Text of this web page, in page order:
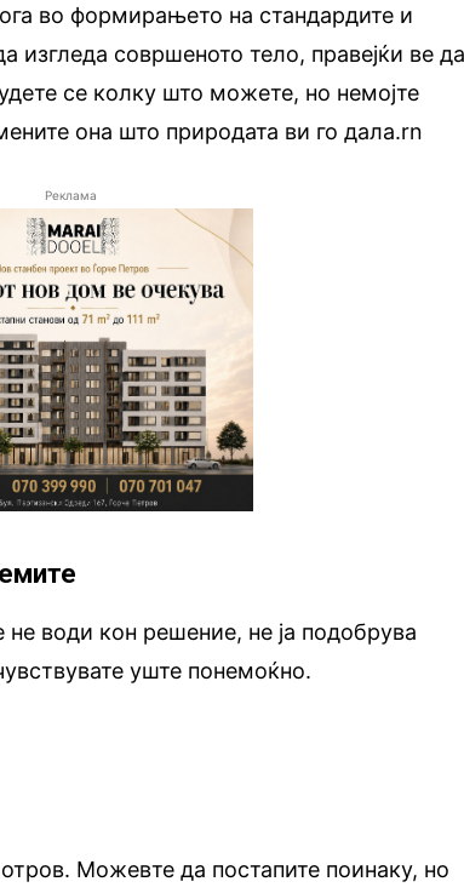
во формирањето на стандардите и
изгледа совршеното тело, правејќи ве
се колку што можете, но немојте
она што природата ви го дала.rn
Реклама
води кон решение, не ја подобрува
уште понемоќно.
Можевте да постапите поинаку, но